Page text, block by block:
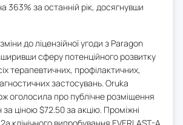
363% за останній рік, досягнувши
до ліцензійної угоди з Paragon
сферу потенційного розвитку
терапевтичних, профілактичних,
застосувань. Oruka
оголосила про публічне розміщення
ціною $72.50 за акцію. Проміжні